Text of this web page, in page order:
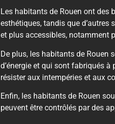
Les habitants de Rouen ont des
esthétiques, tandis que
et plus accessibles, notamment
De plus, les habitants de Rouen
d’énergie et qui sont fabriqués
résister aux intempéries et aux
Enfin, les habitants de Rouen
peuvent être contrôlés par des